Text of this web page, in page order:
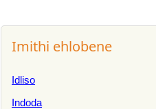
Imithi ehlobene
Idliso
Indoda